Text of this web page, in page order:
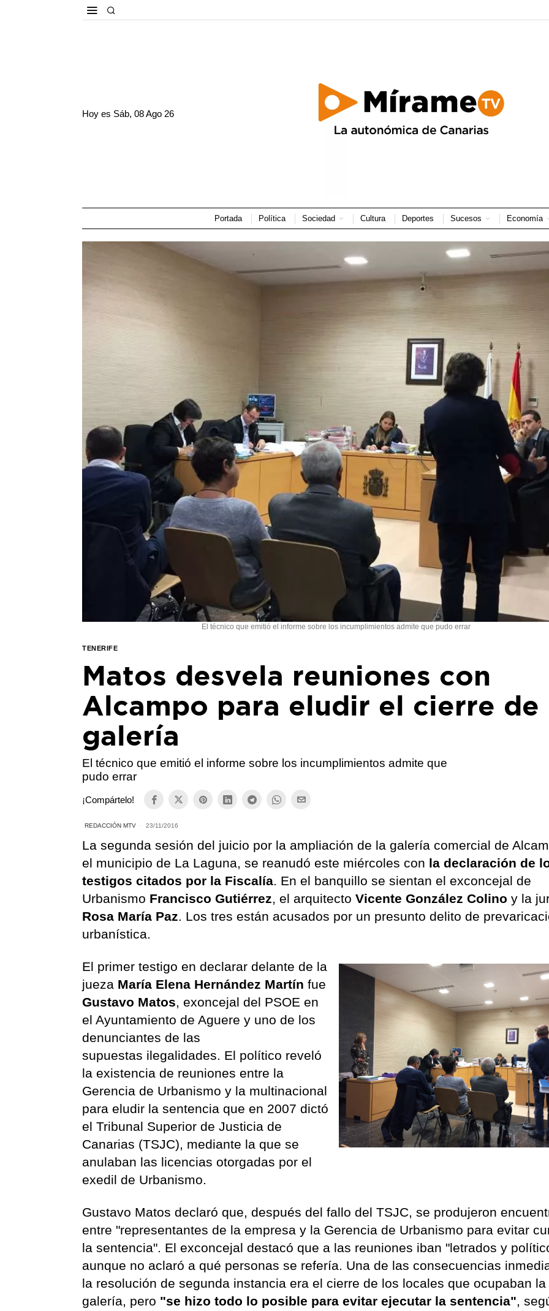
Hoy es Sáb, 08 Ago 26
Portada Política Sociedad Cultura Deportes Sucesos Economía
El técnico que emitió el informe sobre los incumplimientos admite que pudo errar
TENERIFE
Matos desvela reuniones con
Alcampo para eludir el cierre de
galería
El técnico que emitió el informe sobre los incumplimientos admite que
pudo errar
¡Compártelo!
REDACCIÓN MTV 23/11/2016
La segunda sesión del juicio por la ampliación de la galería comercial de
el municipio de La Laguna, se reanudó este miércoles con la declaración de
testigos citados por la Fiscalía. En el banquillo se sientan el exconcejal de
Urbanismo Francisco Gutiérrez, el arquitectoVicente González Colino y la
Rosa María Paz. Los tres están acusados por un presunto delito de
urbanística.
El primer testigo en declarar delante de la
jueza María Elena Hernández Martín fue
Gustavo Matos, exoncejal del PSOE en
el Ayuntamiento de Aguere y uno de los
denunciantes de las
supuestas ilegalidades. El político reveló
la existencia de reuniones entre la
Gerencia de Urbanismo y la multinacional
para eludir la sentencia que en 2007 dictó
el Tribunal Superior de Justicia de
Canarias (TSJC), mediante la que se
anulaban las licencias otorgadas por el
exedil de Urbanismo.
Gustavo Matos declaró que, después del fallo del TSJC, se produjeron
entre "representantes de la empresa y la Gerencia de Urbanismo para evitar
la sentencia". El exconcejal destacó que a las reuniones iban "letrados y
aunque no aclaró a qué personas se refería. Una de las consecuencias
la resolución de segunda instancia era el cierre de los locales que ocupaban la
galería, pero "se hizo todo lo posible para evitar ejecutar la sentencia",